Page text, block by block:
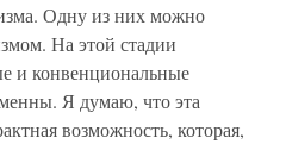
Одну из них можно
На этой стадии
и конвенциональные
Я думаю, что эта
возможность, которая,